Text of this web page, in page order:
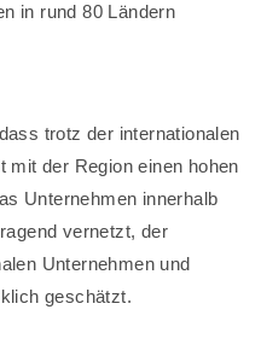
in rund 80 Ländern
trotz der internationalen
mit der Region einen hohen
Unternehmen innerhalb
vernetzt, der
Unternehmen und
geschätzt.